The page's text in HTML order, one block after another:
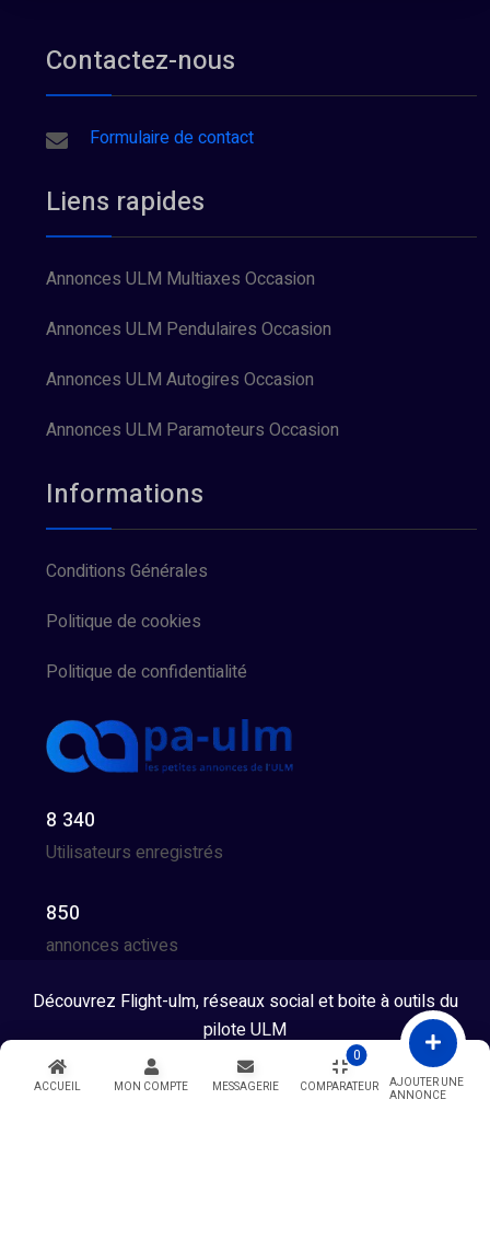
ACCUEIL MON COMPTE MESSAGERIE COMPARATEUR
0
AJOUTER UNE
ANNONCE
Contactez-nous
Formulaire de contact
Liens rapides
Annonces ULM Multiaxes Occasion
Annonces ULM Pendulaires Occasion
Annonces ULM Autogires Occasion
Annonces ULM Paramoteurs Occasion
Informations
Conditions Générales
Politique de cookies
Politique de confidentialité
8 340
Utilisateurs enregistrés
850
annonces actives
Découvrez Flight-ulm, réseaux social et boite à outils du
pilote ULM
Tous droits réservés © 2026 - Developpé par GG Team